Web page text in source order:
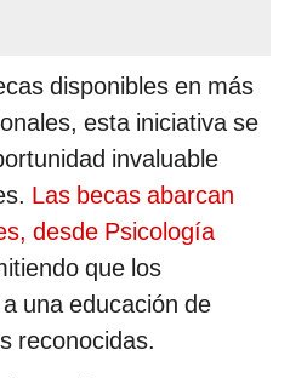
disponibles en más
esta iniciativa se
invaluable
Las becas abarcan
desde Psicología
que los
una educación de
reconocidas.